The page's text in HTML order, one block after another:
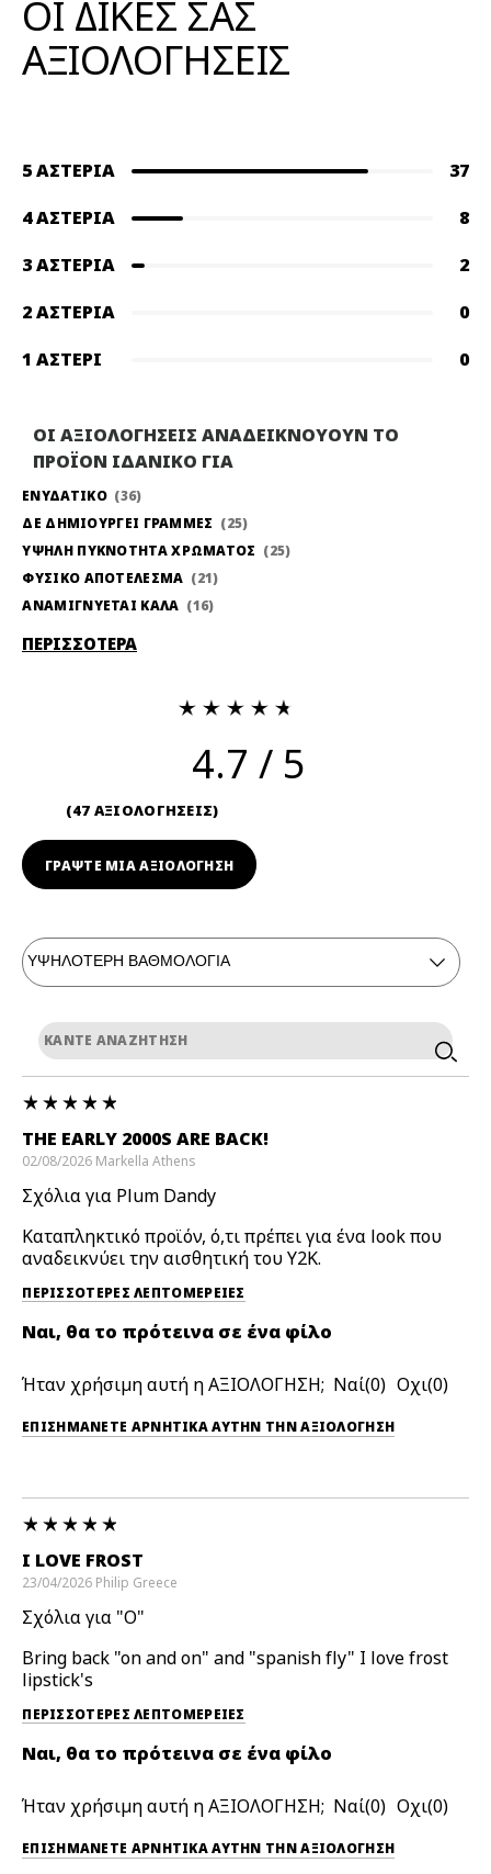
ΟΙ ΔΙΚΕΣ ΣΑΣ
ΑΞΙΟΛΟΓΗΣΕΙΣ
5 ΑΣΤΈΡΙΑ
37
4 ΑΣΤΈΡΙΑ
8
3 ΑΣΤΈΡΙΑ
2
2 ΑΣΤΈΡΙΑ
0
1 ΑΣΤΈΡΙ
0
ΟΙ ΑΞΙΟΛΟΓΗΣΕΙΣ ΑΝΑΔΕΙΚΝΟΥΟΥΝ ΤΟ
ΠΡΟΪΟΝ ΙΔΑΝΙΚΟ ΓΙΑ
ΕΝΥΔΑΤΙΚΟ
36
ΔΕ ΔΗΜΙΟΥΡΓΕΙ ΓΡΑΜΜΕΣ
25
ΥΨΗΛΗ ΠΥΚΝΟΤΗΤΑ ΧΡΩΜΑΤΟΣ
25
ΦΥΣΙΚΟ ΑΠΟΤΕΛΕΣΜΑ
21
ΑΝΑΜΙΓΝΥΕΤΑΙ ΚΑΛΑ
16
ΠΕΡΙΣΣΟΤΕΡΑ
4.7
47 ΑΞΙΟΛΟΓΗΣΕΙΣ
ΓΡΆΨΤΕ ΜΙΑ ΑΞΙΟΛΟΓΗΣΗ
THE EARLY 2000S ARE BACK!
02/08/2026 Markella Athens
Σχόλια για Plum Dandy
Καταπληκτικό προϊόν, ό,τι πρέπει για ένα look που
αναδεικνύει την αισθητική του Y2K.
ΠΕΡΙΣΣΌΤΕΡΕΣ ΛΕΠΤΟΜΈΡΕΙΕΣ
Ναι, θα το πρότεινα σε ένα φίλο
Ήταν χρήσιμη αυτή η ΑΞΙΟΛΟΓΗΣΗ; 0 0
ΕΠΙΣΗΜΆΝΕΤΕ ΑΡΝΗΤΙΚΆ ΑΥΤΉΝ ΤΗΝ ΑΞΙΟΛΟΓΗΣΗ
I LOVE FROST
23/04/2026 Philip Greece
Σχόλια για "O"
Bring back "on and on" and "spanish fly" I love frost
lipstick's
ΠΕΡΙΣΣΌΤΕΡΕΣ ΛΕΠΤΟΜΈΡΕΙΕΣ
Ναι, θα το πρότεινα σε ένα φίλο
Ήταν χρήσιμη αυτή η ΑΞΙΟΛΟΓΗΣΗ; 0 0
ΕΠΙΣΗΜΆΝΕΤΕ ΑΡΝΗΤΙΚΆ ΑΥΤΉΝ ΤΗΝ ΑΞΙΟΛΟΓΗΣΗ